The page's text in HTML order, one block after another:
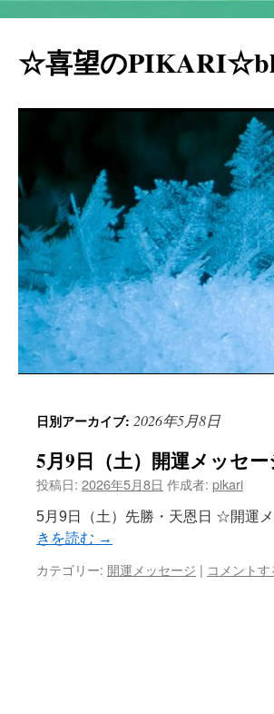
☆喜望の
ン
テ
ン
日別アーカイブ: 2026年5月8日
5月9日（土）開運メッセー
投稿日: 2026年5月8日 作成者: pikari
5月9日（土）先勝・天恩日 ☆開
きを読む →
カテゴリー: 開運メッセージ | コメントす